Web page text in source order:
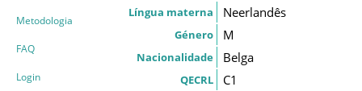
Metodologia
FAQ
Login
Língua materna Neerlandês
Género M
Nacionalidade Belga
QECRL C1